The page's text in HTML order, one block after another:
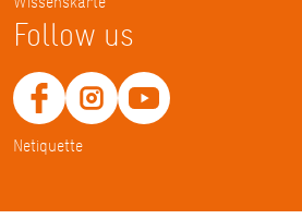
Follow us
Netiquette